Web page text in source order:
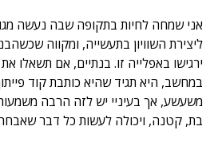
אני שמחה לחיות בתקופה שבה נעשה
ליצירת השוויון בתעשייה, ומקווה
ירגישו באפלייה זו. בנתיים, אם תשאלו
במחשב, היא תגיד שהיא כותבת קוד
משעשע, אך בעיניי יש לזה הרבה
בת, קטנה, ויכולה לעשות כל דבר